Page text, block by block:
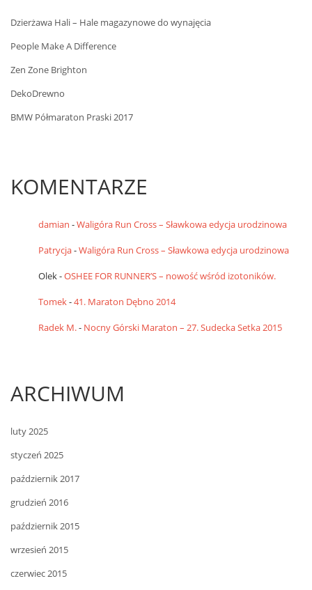
Dzierżawa Hali – Hale magazynowe do wynajęcia
People Make A Difference
Zen Zone Brighton
DekoDrewno
BMW Półmaraton Praski 2017
KOMENTARZE
damian -Waligóra Run Cross – Sławkowa edycja urodzinowa
Patrycja-Waligóra Run Cross – Sławkowa edycja urodzinowa
Olek-OSHEE FOR RUNNER’S – nowość wśród izotoników.
Tomek-41. Maraton Dębno 2014
Radek M.- Nocny Górski Maraton – 27. Sudecka Setka 2015
ARCHIWUM
luty 2025
styczeń 2025
październik 2017
grudzień 2016
październik 2015
wrzesień 2015
czerwiec 2015